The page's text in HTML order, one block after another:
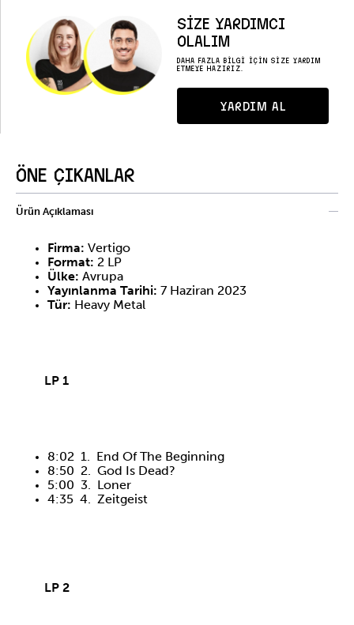
SİZE YARDIMCI
OLALIM
DAHA FAZLA BİLGİ İÇİN SİZE YARDIM
ETMEYE HAZIRIZ.
YARDIM AL
ÖNE ÇIKANLAR
Ürün Açıklaması
Firma: Vertigo
Format: 2 LP
Ülke: Avrupa
Yayınlanma Tarihi: 7 Haziran 2023
Tür: Heavy Metal
LP 1
8:02 1. End Of The Beginning
8:50 2. God Is Dead?
5:00 3. Loner
4:35 4. Zeitgeist
LP 2